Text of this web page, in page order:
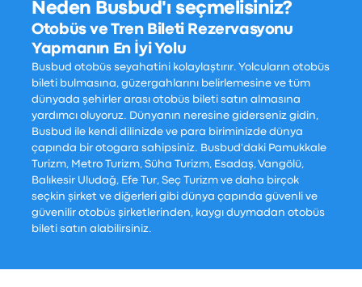
Neden Busbud'ı seçmelisiniz?
Otobüs ve Tren Bileti Rezervasyonu
Yapmanın En İyi Yolu
Busbud otobüs seyahatini kolaylaştırır. Yolcuların otobüs
bileti bulmasına, güzergahlarını belirlemesine ve tüm
dünyada şehirler arası otobüs bileti satın almasına
yardımcı oluyoruz. Dünyanın neresine giderseniz gidin,
Busbud ile kendi dilinizde ve para biriminizde dünya
çapında bir otogara sahipsiniz. Busbud'daki Pamukkale
Turizm, Metro Turizm, Süha Turizm, Esadaş, Vangölü,
Balıkesir Uludağ, Efe Tur, Seç Turizm ve daha birçok
seçkin şirket ve diğerleri gibi dünya çapında güvenli ve
güvenilir otobüs şirketlerinden, kaygı duymadan otobüs
bileti satın alabilirsiniz.